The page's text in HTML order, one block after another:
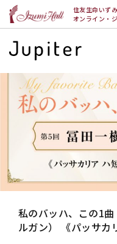
住友生命いず
オンライン・
インタビュー 連載
（パイプオルガン） 《パッサカリ
私のバッハ、この1
ルガン） 《パッサカ